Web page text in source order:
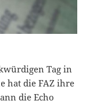
Tag in
hat die FAZ ihre
die Echo